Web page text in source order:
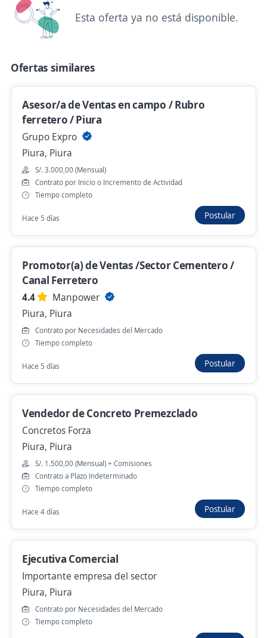
Ejecutivo Comercial
Piura, Piura
Se precisa Urgente
Ejecutivo Comercial Agrónomo / Agrícola
con Drones DJI / Piura
QUE TAL COMPRA DEL PERU S.A.C.
Piura, Piura
S/. 1.400,00 (Mensual)
Vendedor de Pasivos/Ejecutivo de Cuenta
Pasivas/Plataforma/Campo
4,4
Manpower
Castilla, Piura
Ejecutivo Comercial para Banco / Piura
Importante empresa del sector
Piura, Piura
Hace 6 días
Asesor(a) / Ejecutivo(a) de créditos
vehiculares / Sector Comercial
4,4
Manpower
Piura, Piura
Hace 7 días
Ejecutivo Comercial B2B
INGEYTEC E.I.R.L.
Esta oferta ya no está disponible.
Ofertas similares
Asesor/a de Ventas en campo / Rubro
ferretero / Piura
Grupo Expro
Piura, Piura
S/. 3.000,00 (Mensual)
Contrato por Inicio o Incremento de Actividad
Tiempo completo
Hace 5 días Postular
Promotor(a) de Ventas /Sector Cementero /
Canal Ferretero
4.4
Manpower
Piura, Piura
Contrato por Necesidades del Mercado
Tiempo completo
Hace 5 días Postular
Vendedor de Concreto Premezclado
Concretos Forza
Piura, Piura
S/. 1.500,00 (Mensual) + Comisiones
Contrato a Plazo Indeterminado
Tiempo completo
Hace 4 días Postular
Ejecutiva Comercial
Importante empresa del sector
Piura, Piura
Contrato por Necesidades del Mercado
Tiempo completo